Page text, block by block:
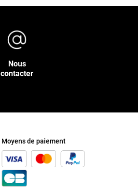
Nous
contacter
Moyens de paiement